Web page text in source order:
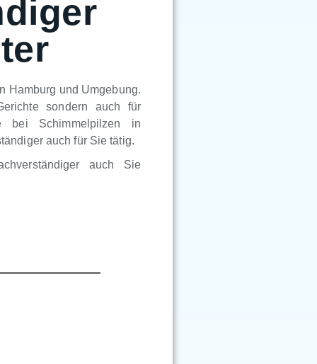
Hamburg und Umgebung.
sondern auch für
bei Schimmelpilzen in
auch für Sie tätig.
auch Sie